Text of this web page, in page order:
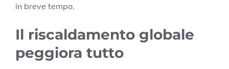
in breve tempo.
Il riscaldamento globale
peggiora tutto